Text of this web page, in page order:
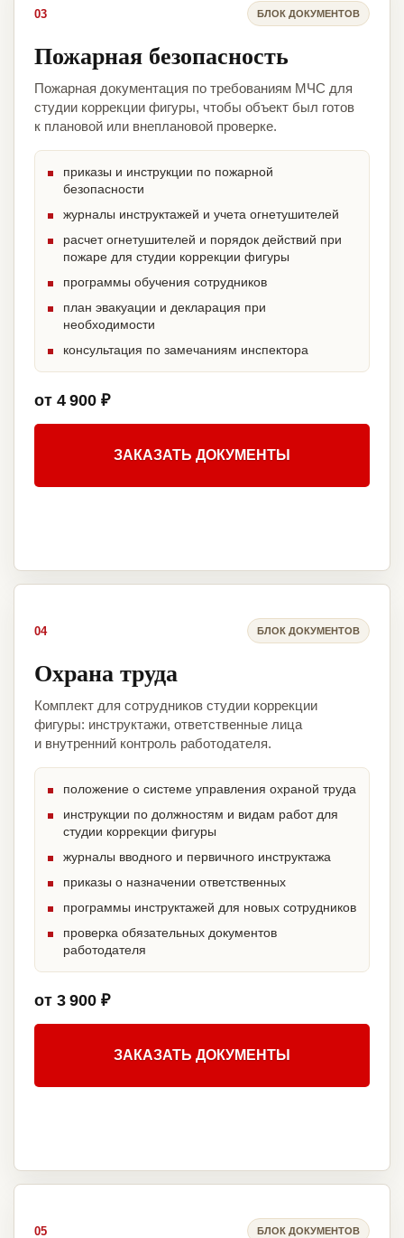
03 БЛОК ДОКУМЕНТОВ
Пожарная безопасность
Пожарная документация по требованиям МЧС для
студии коррекции фигуры, чтобы объект был готов
к плановой или внеплановой проверке.
приказы и инструкции по пожарной
безопасности
журналы инструктажей и учета огнетушителей
расчет огнетушителей и порядок действий при
пожаре для студии коррекции фигуры
программы обучения сотрудников
план эвакуации и декларация при
необходимости
консультация по замечаниям инспектора
от 4 900 ₽
ЗАКАЗАТЬ ДОКУМЕНТЫ
04 БЛОК ДОКУМЕНТОВ
Охрана труда
Комплект для сотрудников студии коррекции
фигуры: инструктажи, ответственные лица
и внутренний контроль работодателя.
положение о системе управления охраной труда
инструкции по должностям и видам работ для
студии коррекции фигуры
журналы вводного и первичного инструктажа
приказы о назначении ответственных
программы инструктажей для новых сотрудников
проверка обязательных документов
работодателя
от 3 900 ₽
ЗАКАЗАТЬ ДОКУМЕНТЫ
05 БЛОК ДОКУМЕНТОВ